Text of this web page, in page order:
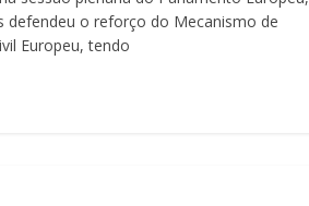
defendeu o reforço do Mecanismo de
Europeu, tendo